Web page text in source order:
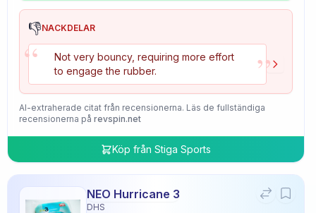
👎NACKDELAR
“
Not very bouncy, requiring more effort
to engage the rubber.
”
AI-extraherade citat från recensionerna. Läs de fullständiga
recensionerna på revspin.net
Köp från Stiga Sports
NEO Hurricane 3
DHS